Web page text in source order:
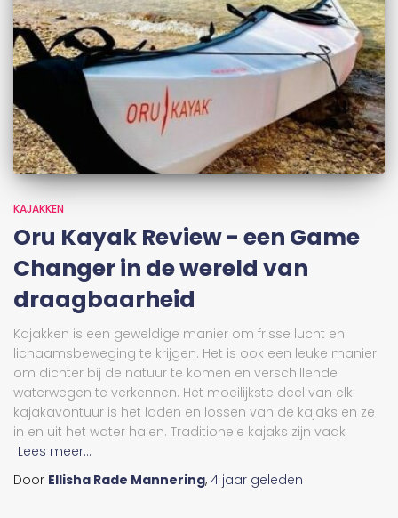
KAJAKKEN
Oru Kayak Review - een Game
Changer in de wereld van
draagbaarheid
Kajakken is een geweldige manier om frisse lucht en
lichaamsbeweging te krijgen. Het is ook een leuke manier
om dichter bij de natuur te komen en verschillende
waterwegen te verkennen. Het moeilijkste deel van elk
kajakavontuur is het laden en lossen van de kajaks en ze
in en uit het water halen. Traditionele kajaks zijn vaak
Lees meer...
Door Ellisha Rade Mannering, 4 jaar geleden